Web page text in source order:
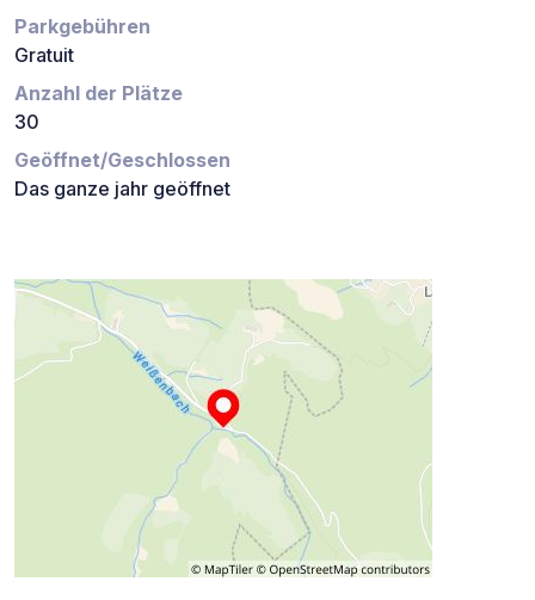
Parkgebühren
Gratuit
Anzahl der Plätze
30
Geöffnet/Geschlossen
Das ganze jahr geöffnet